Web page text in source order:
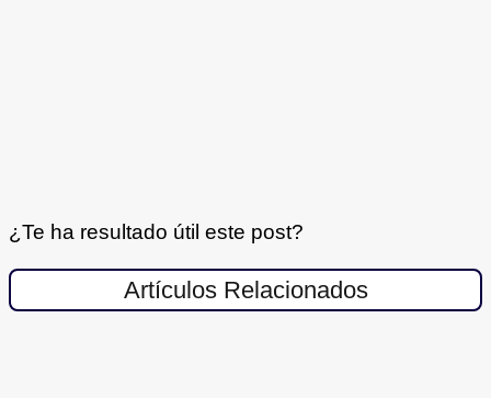
¿Te ha resultado útil este post?
Artículos Relacionados